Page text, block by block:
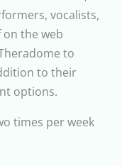
vocalists,
the web
to
to their
options.
times per week